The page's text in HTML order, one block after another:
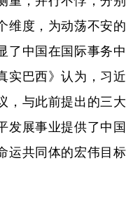
维度，为动荡不安的
了中国在国际事务中
实巴西》认为，习近
，与此前提出的三大
发展事业提供了中国
运共同体的宏伟目标